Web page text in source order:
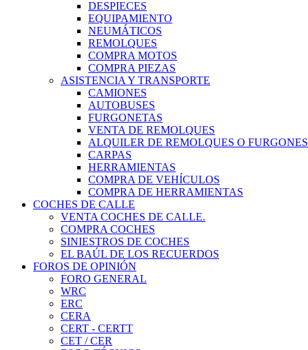
DESPIECES
EQUIPAMIENTO
NEUMÁTICOS
REMOLQUES
COMPRA MOTOS
COMPRA PIEZAS
ASISTENCIA Y TRANSPORTE
CAMIONES
AUTOBUSES
FURGONETAS
VENTA DE REMOLQUES
ALQUILER DE REMOLQUES O FURGONES
CARPAS
HERRAMIENTAS
COMPRA DE VEHÍCULOS
COMPRA DE HERRAMIENTAS
COCHES DE CALLE
VENTA COCHES DE CALLE.
COMPRA COCHES
SINIESTROS DE COCHES
EL BAÚL DE LOS RECUERDOS
FOROS DE OPINIÓN
FORO GENERAL
WRC
ERC
CERA
CERT - CERTT
CET / CER